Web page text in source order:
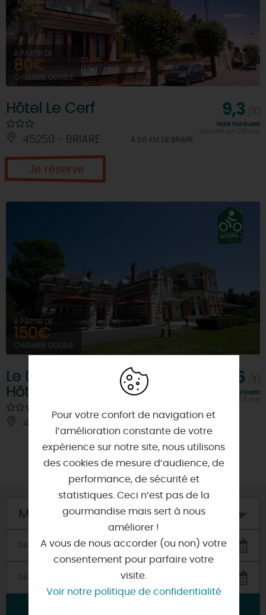
DEMAIN
CE WEEK-END
TOUT L'AGENDA
À PARTIR DE
80€
CHAMBRE DOUBLE
Hôtel Le Cerf
45250 - BRIARE À 0.6 KM DE BRIARE
9,3
Note FairGuest
calculée sur 1216 avis
Je réserve
À PARTIR DE
150€
CHAMBRE DOUBLE
Le Domaine des Roches
Hôtel & Cottages
45250 - BRIARE
8,6
Note FairGuest
Mon hôtel
Pour votre confort de navigation et
l’amélioration constante de votre
expérience sur notre site, nous utilisons
des cookies de mesure d’audience, de
performance, de sécurité et
statistiques. Ceci n’est pas de la
gourmandise mais sert à nous
améliorer !
A vous de nous accorder (ou non) votre
consentement pour parfaire votre
visite.
Voir notre politique de confidentialité